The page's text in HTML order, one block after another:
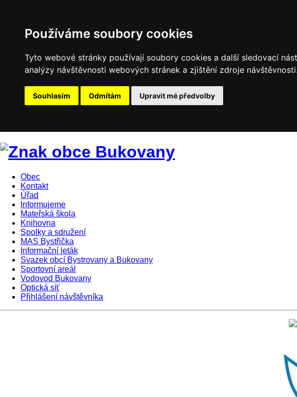
Používáme soubory cookies
Tyto webové stránky používají soubory cookies a další sledovací
analýzy návštěvnosti webových stránek a zjištění zdroje návštěvnosti.
Souhlasím Odmítám Upravit mé předvolby
Obec
Kontakt
Úřad
Informujeme
Mateřská škola
Knihovna
Spolky a sdružení
MAS Bystřička
Informační leták
Svazek obcí Bystrovany a Bukovany
Sportovní areál
Vodovod Bukovany
Optická síť
Přihlášení návštěvníka